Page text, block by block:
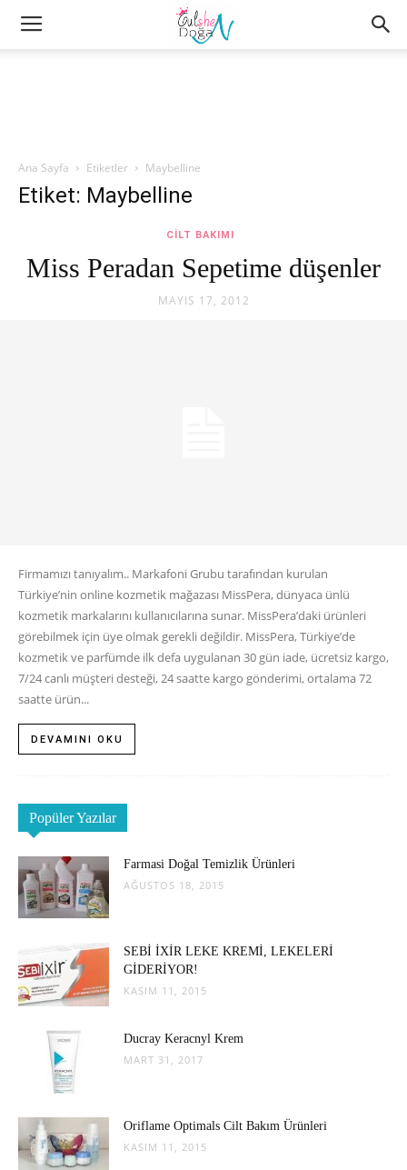
Ana Sayfa Etiketler Maybelline
Etiket: Maybelline
CILT BAKIMI
Miss Peradan Sepetime düşenler
MAYIS 17, 2012
Firmamızı tanıyalım.. Markafoni Grubu tarafından kurulan
Türkiye’nin online kozmetik mağazası MissPera, dünyaca ünlü
kozmetik markalarını kullanıcılarına sunar. MissPera’daki ürünleri
görebilmek için üye olmak gerekli değildir. MissPera, Türkiye’de
kozmetik ve parfümde ilk defa uygulanan 30 gün iade, ücretsiz kargo,
7/24 canlı müşteri desteği, 24 saatte kargo gönderimi, ortalama 72
saatte ürün...
DEVAMINI OKU
Popüler Yazılar
Farmasi Doğal Temizlik Ürünleri
AĞUSTOS 18, 2015
SEBİ İXİR LEKE KREMİ, LEKELERİ
GİDERİYOR!
KASIM 11, 2015
Ducray Keracnyl Krem
MART 31, 2017
Oriflame Optimals Cilt Bakım Ürünleri
KASIM 11, 2015